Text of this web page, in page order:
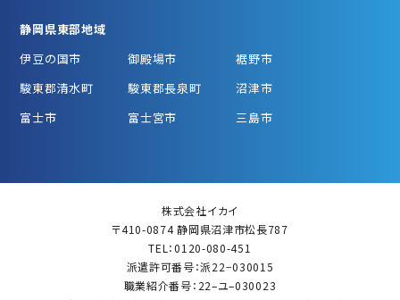
静岡県東部地域
伊豆の国市
御殿場市
裾野市
駿東郡清水町
駿東郡長泉町
沼津市
富士市
富士宮市 三島市
株式会社イカイ
〒410-0874 静岡県沼津市松長787
TEL：0120-080-451
派遣許可番号：派22−030015
職業紹介番号：22–ユ–030023